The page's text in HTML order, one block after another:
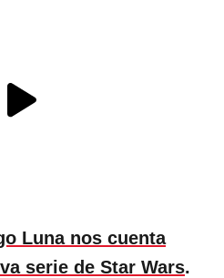
Luna nos cuenta
serie de Star Wars.